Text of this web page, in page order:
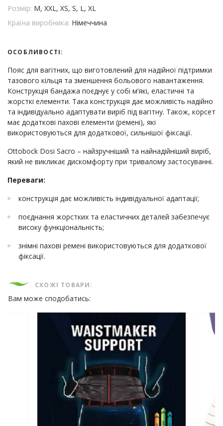
Розмір: M, XXL, XS, S, L, XL
Країна виробника: Німеччина
ОСОБЛИВОСТІ:
Пояс для вагітних, що виготовлений для надійної підтримки
тазового кільця та зменшення больового навантаження.
Конструкція бандажа поєднує у собі м’які, еластичні та
жорсткі елементи. Така конструкція дає можливість надійно
та індивідуально адаптувати виріб під вагітну. Також, корсет
має додаткові пахові елементи (ремені), які
використовуються для додаткової, сильнішої фіксації.
Ottobock Dosi Sacro – найзручніший та найнадійніший виріб,
який не викликає дискомфорту при тривалому застосуванні.
Переваги:
конструкція дає можливість індивідуальної адаптації;
поєднання жорстких та еластичних деталей забезпечує
високу функціональність;
знімні пахові ремені використовуються для додаткової
фіксації.
СХОЖІ ТОВАРИ:
Вам може сподобатись: